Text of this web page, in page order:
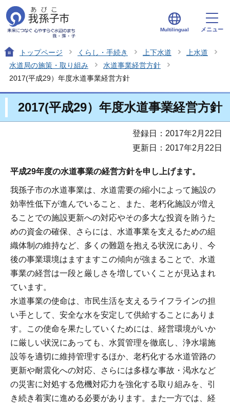
Multilingual メニュー
トップページ くらし・手続き 上下水道
上水道
水道局の施策・取り組み
水道事業経営方針
2017(平成29）年度水道事業経営方針
2017(平成29）年度水道事業経営方針
登録日：2017年2月22日
更新日：2017年2月22日
平成29年度の水道事業の経営方針を申し上げます。
我孫子市の水道事業は、水道需要の縮小によって施設の
効率性低下が進んでいること、また、老朽化施設が増え
ることでの施設更新への対応やその多大な投資を賄うた
めの資金の確保、さらには、水道事業を支えるための組
織体制の維持など、多くの難題を抱える状況にあり、今
後の事業環境はますますこの傾向が強まることで、水道
事業の経営は一段と厳しさを増していくことが見込まれ
ています。
水道事業の使命は、市民生活を支えるライフラインの担
い手として、安全な水を安定して供給することにありま
す。この使命を果たしていくためには、経営環境がいか
に厳しい状況にあっても、水質管理を徹底し、浄水場施
設等を適切に維持管理するほか、老朽化する水道管路の
更新や耐震化への対応、さらには多様な事故・渇水など
の災害に対処する危機対応力を強化する取り組みを、引
き続き着実に進める必要があります。また一方では、経